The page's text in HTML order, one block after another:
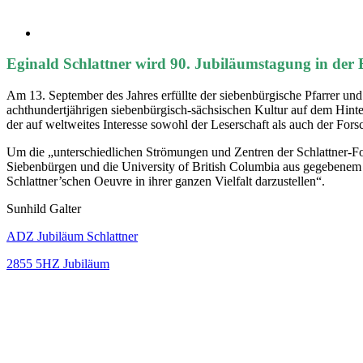
Eginald Schlattner wird 90. Jubiläumstagung in der
Am 13. September des Jahres erfüllte der siebenbürgische Pfarrer
achthundertjährigen siebenbürgisch-sächsischen Kultur auf dem
der auf weltweites Interesse sowohl der Leserschaft als auch der
Um die „unterschiedlichen Strömungen und Zentren der Schlattner-
Siebenbürgen und die University of British Columbia aus
Schlattner’schen Oeuvre in ihrer ganzen Vielfalt darzustellen“.
Sunhild Galter
ADZ Jubiläum Schlattner
2855 5HZ Jubiläum